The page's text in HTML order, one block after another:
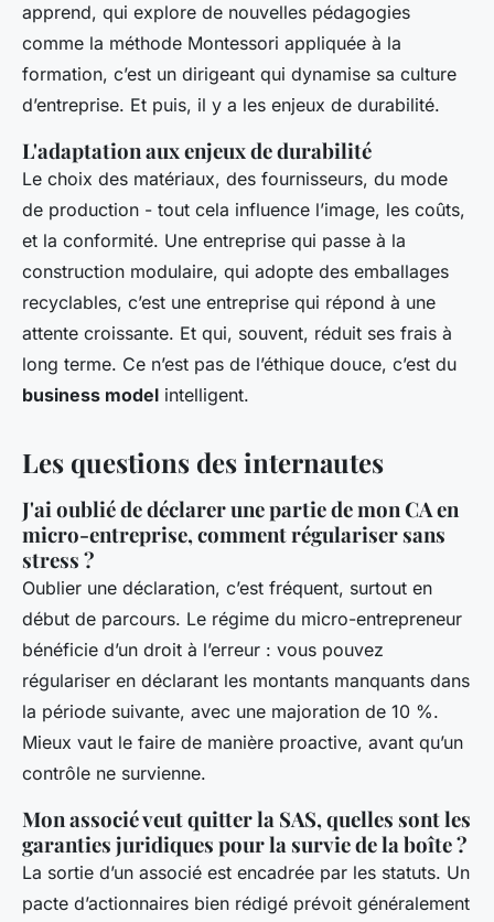
apprend, qui explore de nouvelles pédagogies
comme la méthode Montessori appliquée à la
formation, c’est un dirigeant qui dynamise sa culture
d’entreprise. Et puis, il y a les enjeux de durabilité.
L'adaptation aux enjeux de durabilité
Le choix des matériaux, des fournisseurs, du mode
de production - tout cela influence l’image, les coûts,
et la conformité. Une entreprise qui passe à la
construction modulaire, qui adopte des emballages
recyclables, c’est une entreprise qui répond à une
attente croissante. Et qui, souvent, réduit ses frais à
long terme. Ce n’est pas de l’éthique douce, c’est du
business model intelligent.
Les questions des internautes
J'ai oublié de déclarer une partie de mon CA en
micro-entreprise, comment régulariser sans
stress ?
Oublier une déclaration, c’est fréquent, surtout en
début de parcours. Le régime du micro-entrepreneur
bénéficie d’un droit à l’erreur : vous pouvez
régulariser en déclarant les montants manquants dans
la période suivante, avec une majoration de 10 %.
Mieux vaut le faire de manière proactive, avant qu’un
contrôle ne survienne.
Mon associé veut quitter la SAS, quelles sont les
garanties juridiques pour la survie de la boîte ?
La sortie d’un associé est encadrée par les statuts. Un
pacte d’actionnaires bien rédigé prévoit généralement